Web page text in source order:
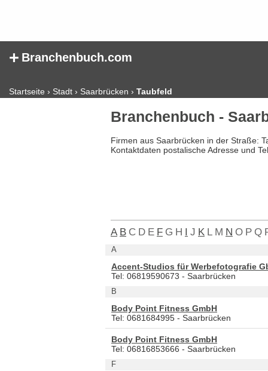
+ Branchenbuch.com
Startseite › Stadt › Saarbrücken › Taubfeld
Branchenbuch -
Firmen aus Saarbrücken in der Straße:
Kontaktdaten postalische Adresse und
A B C D E F G H I J K L M N O P Q
A
Accent-Studios für Werbefotografie
Tel: 06819590673 - Saarbrücken
B
Body Point Fitness GmbH
Tel: 0681684995 - Saarbrücken
Body Point Fitness GmbH
Tel: 06816853666 - Saarbrücken
F